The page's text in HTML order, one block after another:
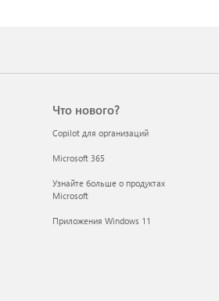
Что нового?
Copilot для организаций
Microsoft 365
Узнайте больше о продуктах
Microsoft
Приложения Windows 11